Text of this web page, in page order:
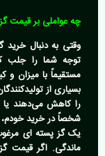
چه عواملی بر قیمت
وقتی به دنبالخرید
توجه شما را جلب
مستقیماً با میزان و
بسیاری از
را کاهش می‌دهند یا
شخصاً در خرید
یکگز پسته ای
ماندگی. اگر قیمت